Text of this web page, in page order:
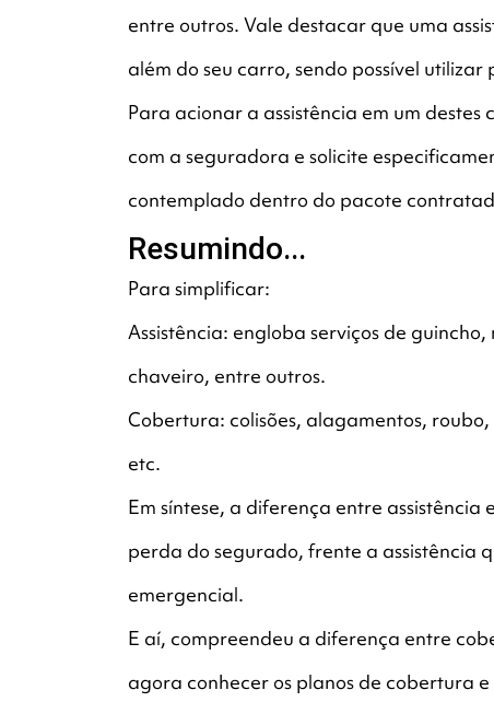
entre outros. Vale destacar que uma
além do seu carro, sendo possível
Para acionar a assistência em um
com a seguradora e solicite
contemplado dentro do pacote
Resumindo...
Para simplificar:
Assistência: engloba serviços de
chaveiro, entre outros.
Cobertura: colisões, alagamentos,
etc.
Em síntese, a diferença entre
perda do segurado, frente a assistência
emergencial.
E aí, compreendeu a diferença entre
agora conhecer os planos de cobertura